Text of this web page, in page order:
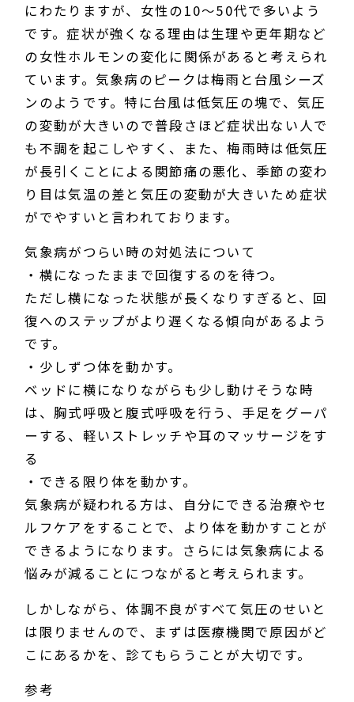
にわたりますが、女性の10～50代で多いよう
です。症状が強くなる理由は生理や更年期など
の女性ホルモンの変化に関係があると考えられ
ています。気象病のピークは梅雨と台風シーズ
ンのようです。特に台風は低気圧の塊で、気圧
の変動が大きいので普段さほど症状出ない人で
も不調を起こしやすく、また、梅雨時は低気圧
が長引くことによる関節痛の悪化、季節の変わ
り目は気温の差と気圧の変動が大きいため症状
がでやすいと言われております。
気象病がつらい時の対処法について
・横になったままで回復するのを待つ。
ただし横になった状態が長くなりすぎると、回
復へのステップがより遅くなる傾向があるよう
です。
・少しずつ体を動かす。
ベッドに横になりながらも少し動けそうな時
は、胸式呼吸と腹式呼吸を行う、手足をグーパ
ーする、軽いストレッチや耳のマッサージをす
る
・できる限り体を動かす。
気象病が疑われる方は、自分にできる治療やセ
ルフケアをすることで、より体を動かすことが
できるようになります。さらには気象病による
悩みが減ることにつながると考えられます。
しかしながら、体調不良がすべて気圧のせいと
は限りませんので、まずは医療機関で原因がど
こにあるかを、診てもらうことが大切です。
参考